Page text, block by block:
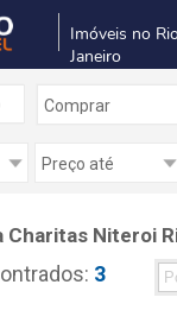
Imóveis no
Janeiro
Charitas Niteroi
3